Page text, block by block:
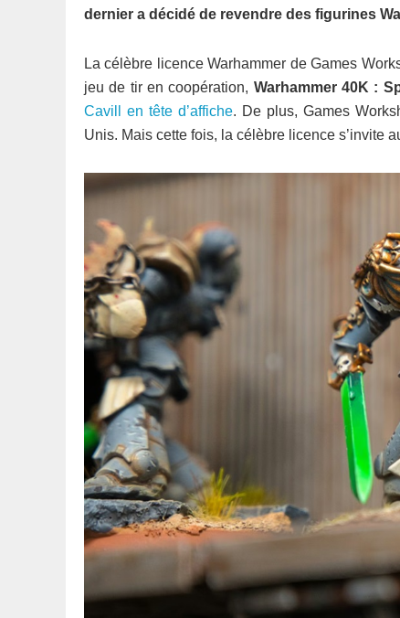
dernier a décidé de revendre des figurines
La célèbre licence Warhammer de Games
jeu de tir en coopération, Warhammer 40K :
Cavill en tête d’affiche. De plus, Games
Unis. Mais cette fois, la célèbre licence s’invite